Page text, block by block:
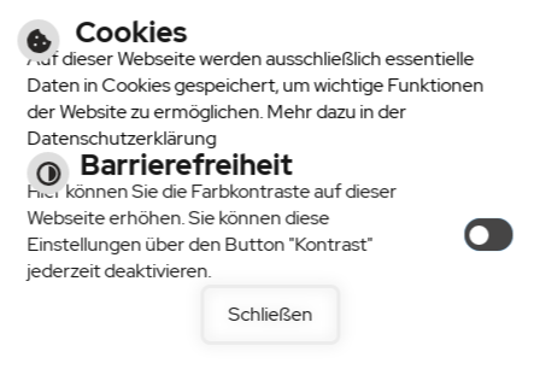
Zeichnerischer Teil
Kelterstraße Sauwiesen
Textteil
Zeichnerischer Teil
Kelterstraße Sauwiesen - Änderung
Cookies
Auf dieser Webseite werden ausschließlich essentielle
Daten in Cookies gespeichert, um wichtige Funktionen
der Website zu ermöglichen. Mehr dazu in der
Datenschutzerklärung
Barrierefreiheit
Hier können Sie die Farbkontraste auf dieser
Webseite erhöhen. Sie können diese
Einstellungen über den Button "Kontrast"
jederzeit deaktivieren.
Schließen